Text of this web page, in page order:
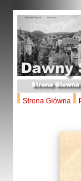
Strona Główna